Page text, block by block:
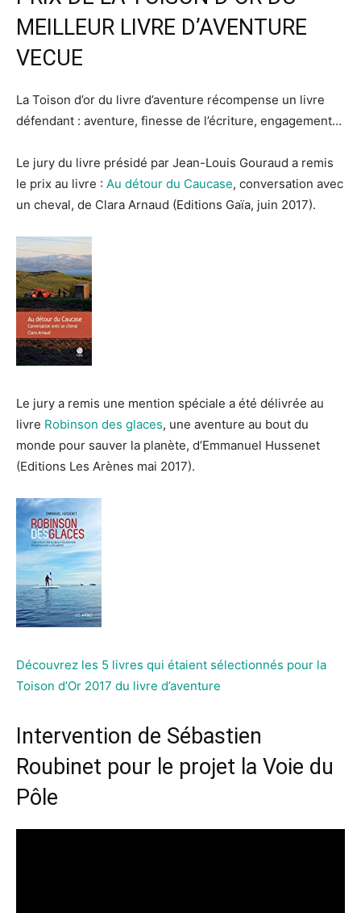
MEILLEUR LIVRE D’AVENTURE
VECUE
La Toison d’or du livre d’aventure récompense un livre
défendant : aventure, finesse de l’écriture, engagement…
Le jury du livre présidé par Jean-Louis Gouraud a remis
le prix au livre : Au détour du Caucase, conversation avec
un cheval, de Clara Arnaud (Editions Gaïa, juin 2017).
Le jury a remis une mention spéciale a été délivrée au
livre Robinson des glaces, une aventure au bout du
monde pour sauver la planète, d’Emmanuel Hussenet
(Editions Les Arènes mai 2017).
Découvrez les 5 livres qui étaient sélectionnés pour la
Toison d’Or 2017 du livre d’aventure
Intervention de Sébastien
Roubinet pour le projet la Voie du
Pôle